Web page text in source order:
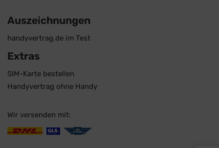
Auszeichnungen
handyvertrag.de im Test
Extras
SIM-Karte bestellen
Handyvertrag ohne Handy
Wir versenden mit: